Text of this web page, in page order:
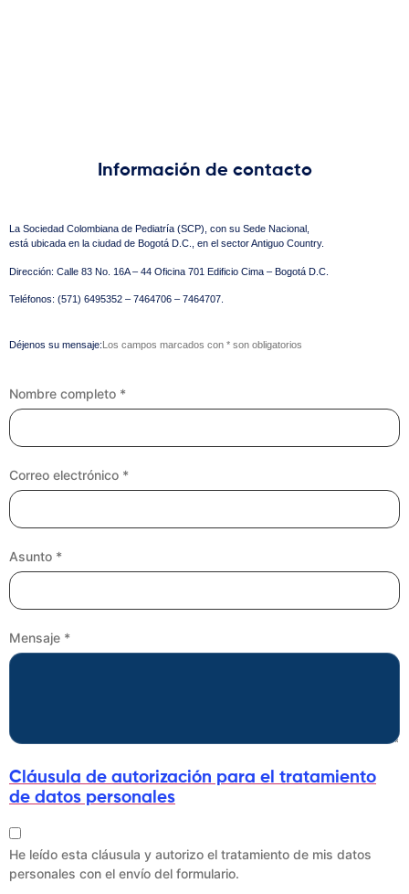
Información de contacto
La Sociedad Colombiana de Pediatría (SCP), con su Sede Nacional,
está ubicada en la ciudad de Bogotá D.C., en el sector Antiguo Country.
Dirección: Calle 83 No. 16A – 44 Oficina 701 Edificio Cima – Bogotá D.C.
Teléfonos: (571) 6495352 – 7464706 – 7464707.
Déjenos su mensaje: Los campos marcados con * son obligatorios
Nombre completo *
Correo electrónico *
Asunto *
Mensaje *
Cláusula de autorización para el tratamiento
de datos personales
He leído esta cláusula y autorizo el tratamiento de mis datos
personales con el envío del formulario.